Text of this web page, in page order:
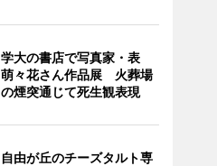
学大の書店で写真家・表
萌々花さん作品展 火葬場
の煙突通じて死生観表現
自由が丘のチーズタルト専